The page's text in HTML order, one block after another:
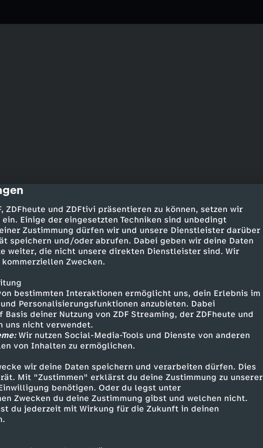
ZDFheute und ZDFtivi präsentieren zu können, setzen wir
Einige der eingesetzten Techniken sind unbedingt
Zustimmung dürfen wir und unsere Dienstleister darüber
speichern und/oder abrufen. Dabei geben wir deine Daten
weiter, die nicht unsere direkten Dienstleister sind. Wir
Zwecken.
bestimmten Interaktionen ermöglicht uns, dein Erlebnis im
Personalisierungsfunktionen anzubieten. Dabei
deiner Nutzung von ZDF Streaming, der ZDFheute und
uns nicht verwendet.
Wir nutzen Social-Media-Tools und Dienste von anderen
von Inhalten zu ermöglichen.
wir deine Daten speichern und verarbeiten dürfen. Dies
Mit "Zustimmen" erklärst du deine Zustimmung zu unserer
benötigen. Oder du legst unter
Zwecken du deine Zustimmung gibst und welchen nicht.
du jederzeit mit Wirkung für die Zukunft in deinen
phoenix parlament